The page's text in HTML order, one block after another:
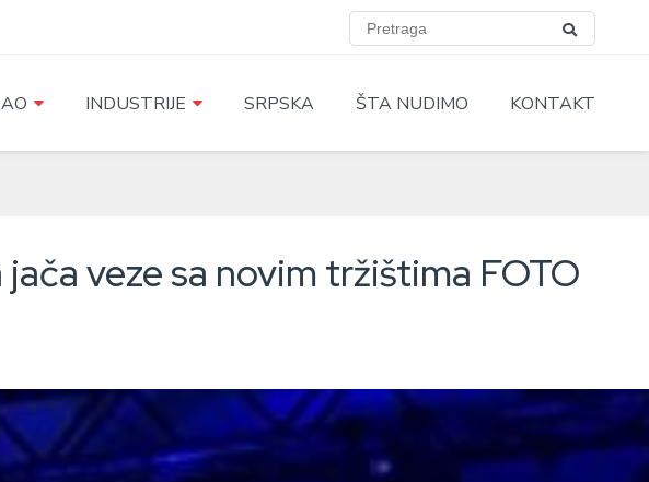
INDUSTRIJE SRPSKA ŠTA NUDIMO KONTAKT
veze sa novim tržištima FOTO